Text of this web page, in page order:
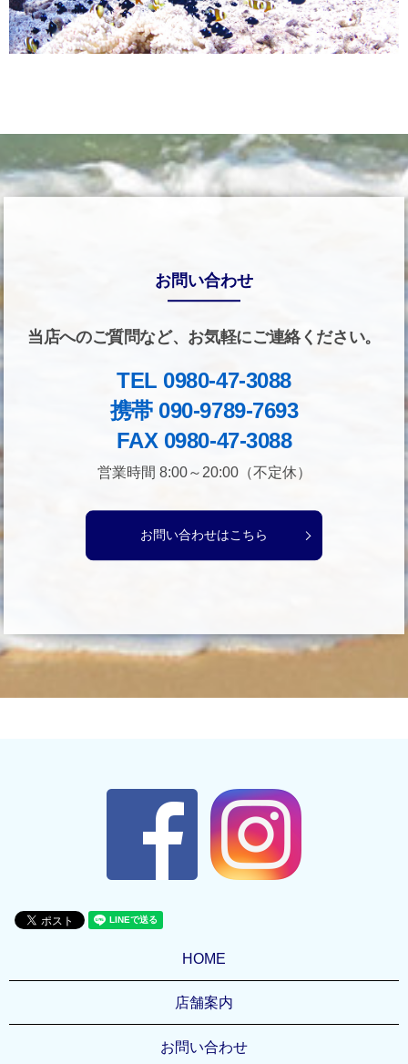
お問い合わせ
当店へのご質問など、お気軽にご連絡ください。
TEL 0980-47-3088
携帯 090-9789-7693
FAX 0980-47-3088
営業時間 8:00～20:00（不定休）
お問い合わせはこちら
HOME
店舗案内
お問い合わせ